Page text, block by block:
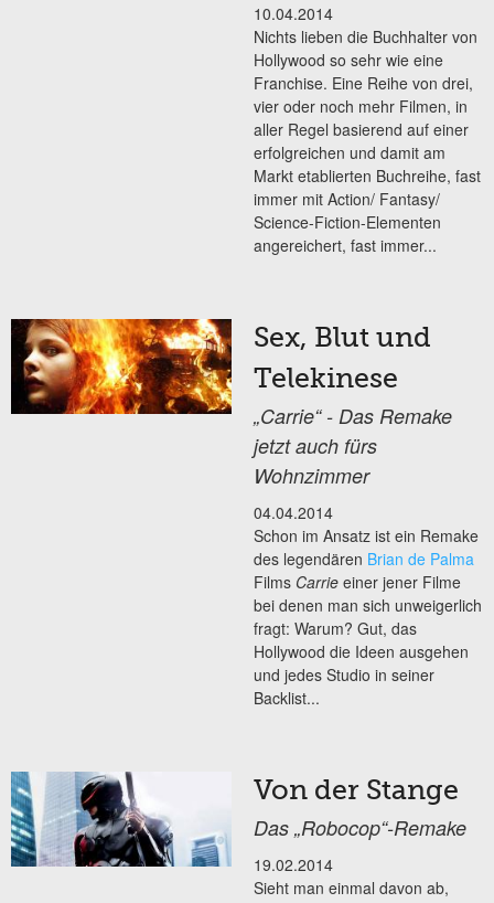
10.04.2014
Nichts lieben die Buchhalter von
Hollywood so sehr wie eine
Franchise. Eine Reihe von drei,
vier oder noch mehr Filmen, in
aller Regel basierend auf einer
erfolgreichen und damit am
Markt etablierten Buchreihe, fast
immer mit Action/ Fantasy/
Science-Fiction-Elementen
angereichert, fast immer...
Sex, Blut und
Telekinese
„Carrie“ - Das Remake
jetzt auch fürs
Wohnzimmer
04.04.2014
Schon im Ansatz ist ein Remake
des legendären Brian de Palma
Films Carrie einer jener Filme
bei denen man sich unweigerlich
fragt: Warum? Gut, das
Hollywood die Ideen ausgehen
und jedes Studio in seiner
Backlist...
Von der Stange
Das „Robocop“-Remake
19.02.2014
Sieht man einmal davon ab,